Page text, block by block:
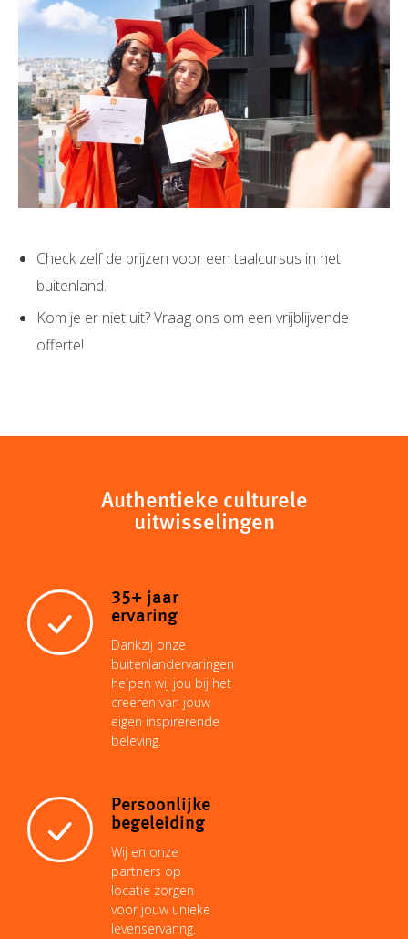
Check zelf de prijzen voor een taalcursus in het
buitenland.
Kom je er niet uit? Vraag ons om een vrijblijvende
offerte!
Authentieke culturele
uitwisselingen
35+ jaar
ervaring
Dankzij onze
buitenlandervaringen
helpen wij jou bij het
creëren van jouw
eigen inspirerende
beleving.
Persoonlijke
begeleiding
Wij en onze
partners op
locatie zorgen
voor jouw unieke
levenservaring.